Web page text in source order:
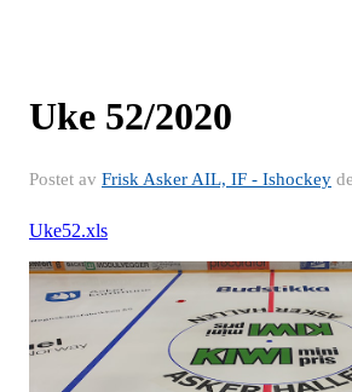
Uke 52/2020
Postet av Frisk Asker AIL, IF - Ishockey
Uke52.xls